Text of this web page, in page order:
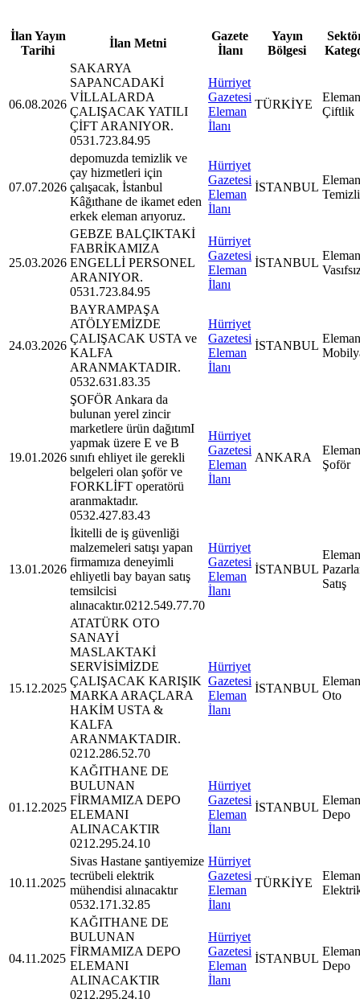
İlan Yayın
Tarihi
İlan Metni
Gazete
İlanı
Yayın
Bölgesi
06.08.2026
SAKARYA
SAPANCADAKİ
VİLLALARDA
ÇALIŞACAK YATILI
ÇİFT ARANIYOR.
0531.723.84.95
Hürriyet
Gazetesi
Eleman
İlanı
TÜRKİYE
Çiftlik
07.07.2026
depomuzda temizlik ve
çay hizmetleri için
çalışacak, İstanbul
Kâğıthane de ikamet eden
erkek eleman arıyoruz.
Hürriyet
Gazetesi
Eleman
İlanı
İSTANBUL
25.03.2026
GEBZE BALÇIKTAKİ
FABRİKAMIZA
ENGELLİ PERSONEL
ARANIYOR.
0531.723.84.95
Hürriyet
Gazetesi
Eleman
İlanı
İSTANBUL
24.03.2026
BAYRAMPAŞA
ATÖLYEMİZDE
ÇALIŞACAK USTA ve
KALFA
ARANMAKTADIR.
0532.631.83.35
Hürriyet
Gazetesi
Eleman
İlanı
İSTANBUL
19.01.2026
ŞOFÖR Ankara da
bulunan yerel zincir
marketlere ürün dağıtımI
yapmak üzere E ve B
sınıfı ehliyet ile gerekli
belgeleri olan şoför ve
FORKLİFT operatörü
aranmaktadır.
0532.427.83.43
Hürriyet
Gazetesi
Eleman
İlanı
ANKARA
Şoför
13.01.2026
İkitelli de iş güvenliği
malzemeleri satışı yapan
firmamıza deneyimli
ehliyetli bay bayan satış
temsilcisi
alınacaktır.0212.549.77.70
Hürriyet
Gazetesi
Eleman
İlanı
İSTANBUL
Satış
15.12.2025
ATATÜRK OTO
SANAYİ
MASLAKTAKİ
SERVİSİMİZDE
ÇALIŞACAK KARIŞIK
MARKA ARAÇLARA
HAKİM USTA &
KALFA
ARANMAKTADIR.
0212.286.52.70
Hürriyet
Gazetesi
Eleman
İlanı
İSTANBUL
Oto
01.12.2025
KAĞITHANE DE
BULUNAN
FİRMAMIZA DEPO
ELEMANI
ALINACAKTIR
0212.295.24.10
Hürriyet
Gazetesi
Eleman
İlanı
İSTANBUL
Depo
10.11.2025
Sivas Hastane şantiyemize
tecrübeli elektrik
mühendisi alınacaktır
0532.171.32.85
Hürriyet
Gazetesi
Eleman
İlanı
TÜRKİYE
04.11.2025
KAĞITHANE DE
BULUNAN
FİRMAMIZA DEPO
ELEMANI
ALINACAKTIR
0212.295.24.10
Hürriyet
Gazetesi
Eleman
İlanı
İSTANBUL
Depo